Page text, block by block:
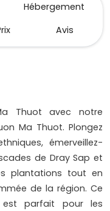
Hébergement
Avis
Thuot avec notre
Ma Thuot. Plongez
émerveillez-
de Dray Sap et
plantations tout en
de la région. Ce
parfait pour les